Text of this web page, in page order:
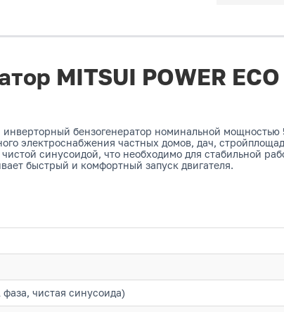
MITSUI POWER
бензогенератор номинальной мощностью
электроснабжения частных домов, дач,
синусоидой, что необходимо для стабильной
быстрый и комфортный запуск двигателя.
чистая синусоида)